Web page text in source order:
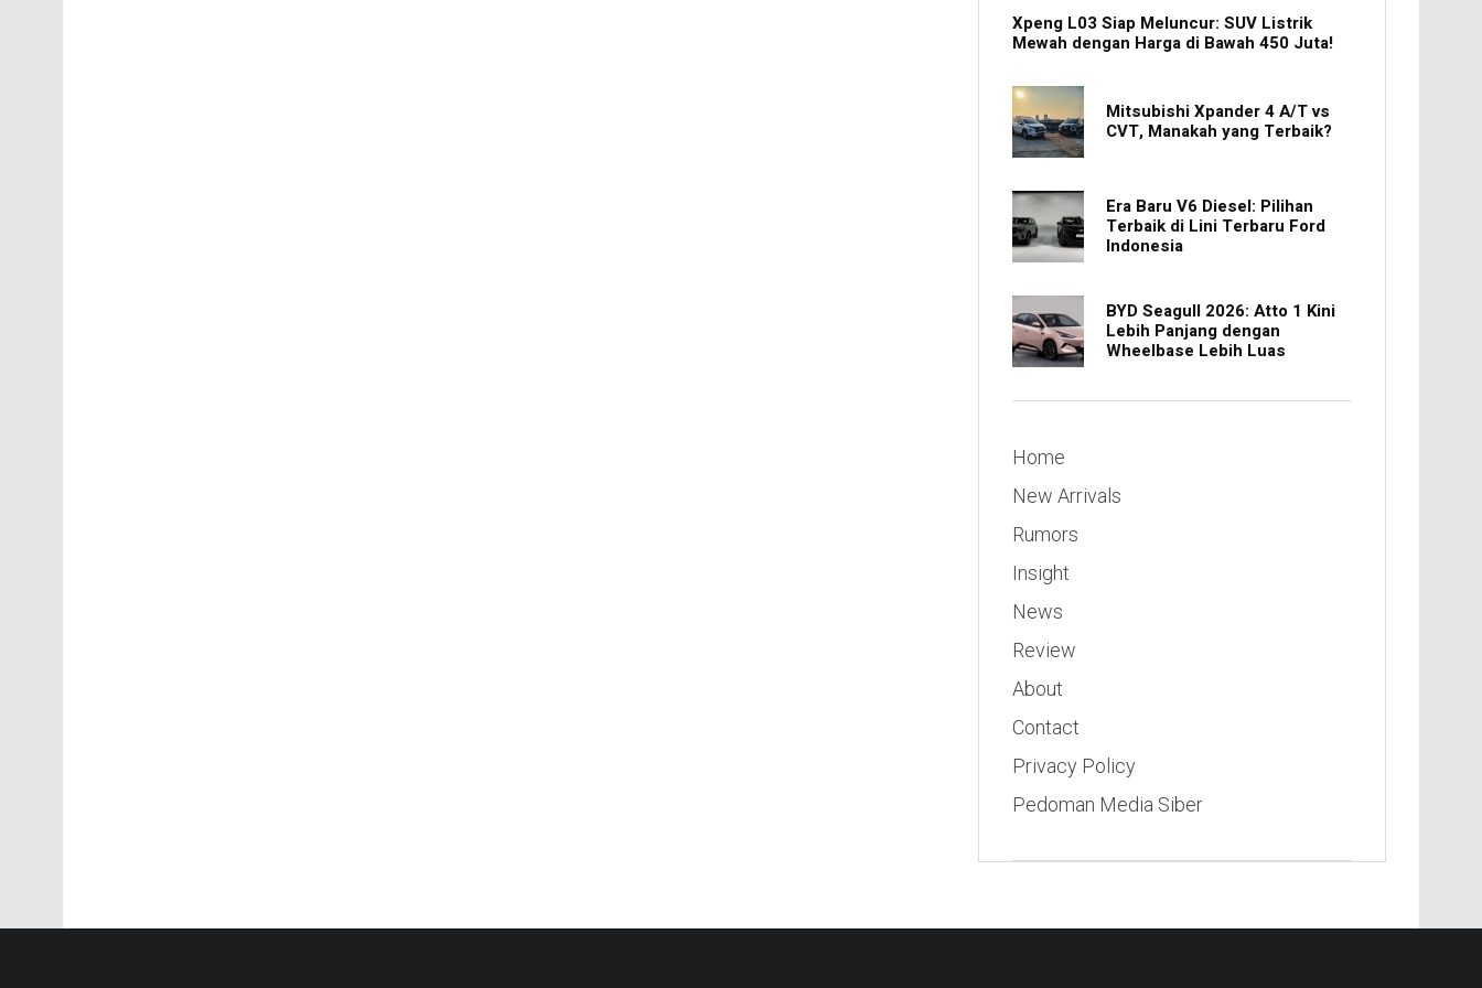
Xpeng L03 Siap Meluncur: SUV Listrik
Mewah dengan Harga di Bawah 450 Juta!
Mitsubishi Xpander 4 A/T vs
CVT, Manakah yang Terbaik?
Era Baru V6 Diesel: Pilihan
Terbaik di Lini Terbaru Ford
Indonesia
BYD Seagull 2026: Atto 1 Kini
Lebih Panjang dengan
Wheelbase Lebih Luas
Home
New Arrivals
Rumors
Insight
News
Review
About
Contact
Privacy Policy
Pedoman Media Siber